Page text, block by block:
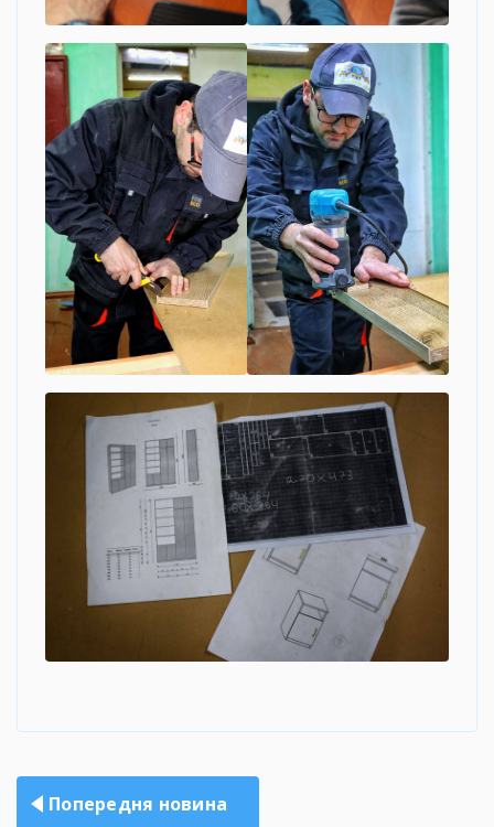
Навігація
Попередня новина